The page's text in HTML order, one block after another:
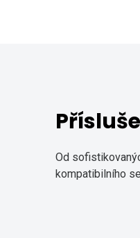
Od
kompatibilního